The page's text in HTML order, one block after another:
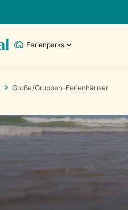
Ferienparks
Große/Gruppen-Ferienhäuser